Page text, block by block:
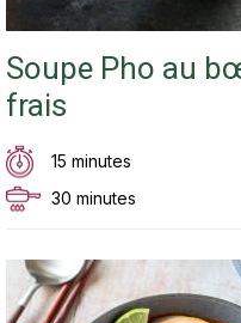
Soupe Pho au
frais
15 minutes
30 minutes